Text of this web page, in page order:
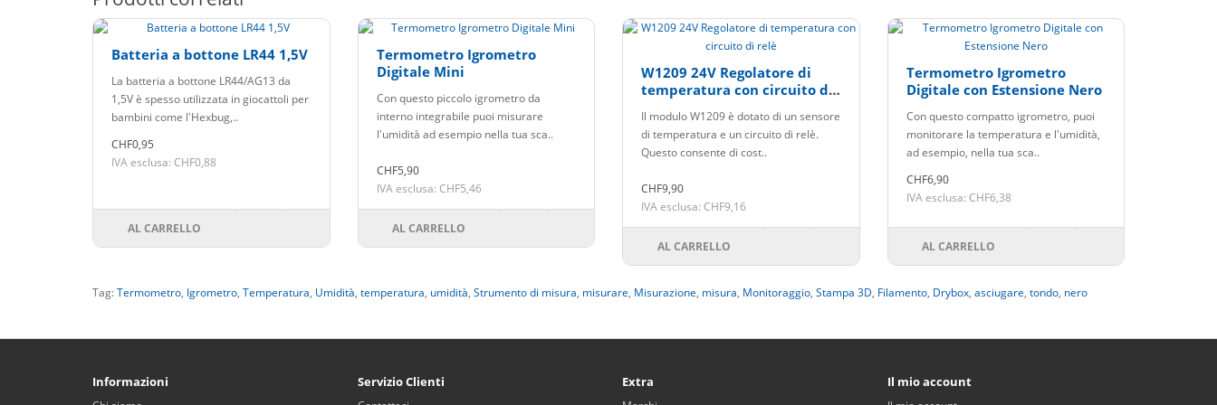
Batteria a bottone LR44 1,5V
La batteria a bottone LR44/AG13 da
1,5V è spesso utilizzata in giocattoli per
bambini come l'Hexbug,..
CHF0,95
IVA esclusa: CHF0,88
AL CARRELLO
Termometro Igrometro
Digitale Mini
Con questo piccolo igrometro da
interno integrabile puoi misurare
l'umidità ad esempio nella tua sca..
CHF5,90
IVA esclusa: CHF5,46
AL CARRELLO
W1209 24V Regolatore di
temperatura con circuito di
Il modulo W1209 è dotato di un sensore
di temperatura e un circuito di relè.
Questo consente di cost..
CHF9,90
IVA esclusa: CHF9,16
AL CARRELLO
Termometro Igrometro
Digitale con Estensione Nero
Con questo compatto igrometro, puoi
monitorare la temperatura e l'umidità,
ad esempio, nella tua sca..
CHF6,90
IVA esclusa: CHF6,38
AL CARRELLO
Tag:Termometro, Igrometro, Temperatura, Umidità, temperatura, umidità, Strumento di misura, misurare, Misurazione, misura, Monitoraggio, Stampa 3D, Filamento, Drybox, asciugare, tondo, nero
Informazioni Servizio Clienti Extra Il mio account